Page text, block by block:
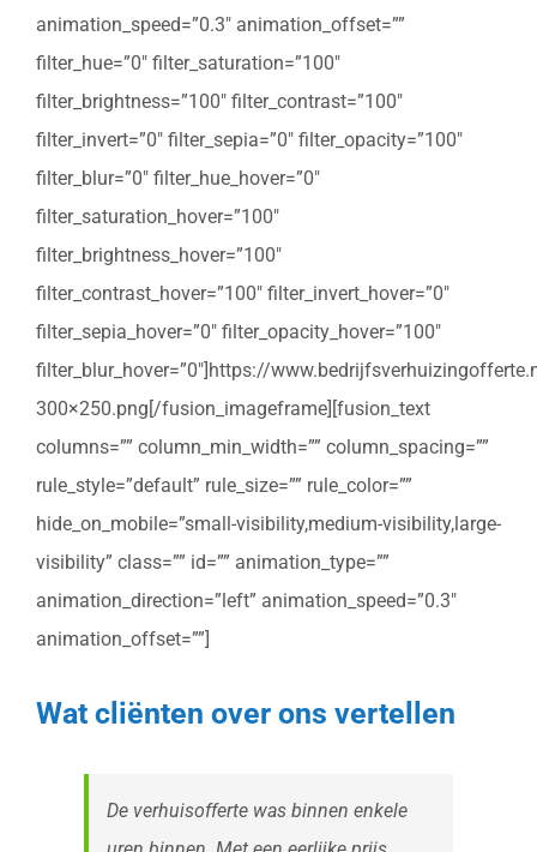
animation_speed=”0.3″ animation_offset=””
filter_hue=”0″ filter_saturation=”100″
filter_brightness=”100″ filter_contrast=”100″
filter_invert=”0″ filter_sepia=”0″ filter_opacity=”100″
filter_blur=”0″ filter_hue_hover=”0″
filter_saturation_hover=”100″
filter_brightness_hover=”100″
filter_contrast_hover=”100″ filter_invert_hover=”0″
filter_sepia_hover=”0″ filter_opacity_hover=”100″
filter_blur_hover=”0″]https://
300×250.png[/fusion_imageframe][fusion_text
columns=”” column_min_width=”” column_spacing=””
rule_style=”default” rule_size=”” rule_color=””
hide_on_mobile=”small-visibility,medium-visibility,large-
visibility” class=”” id=”” animation_type=””
animation_direction=”left” animation_speed=”0.3″
animation_offset=””]
Wat cliënten over ons vertellen
De verhuisofferte was binnen enkele